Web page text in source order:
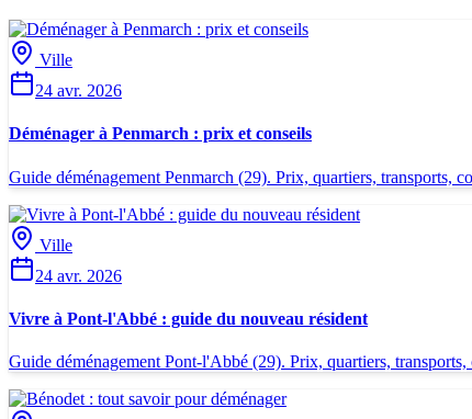
Ville
24 avr. 2026
Déménager à Penmarch : prix et conseils
Guide déménagement Penmarch (29). Prix, quartiers, transports,
Ville
24 avr. 2026
Vivre à Pont-l'Abbé : guide du nouveau résident
Guide déménagement Pont-l'Abbé (29). Prix, quartiers,